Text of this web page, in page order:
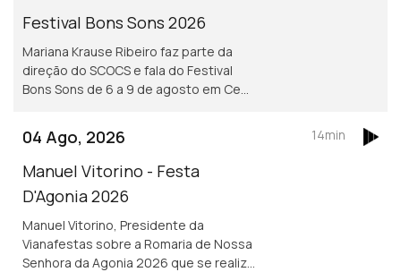
Festival Bons Sons 2026
Mariana Krause Ribeiro faz parte da
direção do SCOCS e fala do Festival
Bons Sons de 6 a 9 de agosto em Cem
ano sob a ideia de resistência.
04 Ago, 2026
Manuel Vitorino - Festa
D'Agonia 2026
Manuel Vitorino, Presidente da
Vianafestas sobre a Romaria de Nossa
Senhora da Agonia 2026 que se realiza
14min